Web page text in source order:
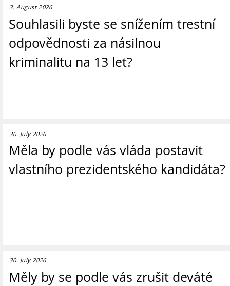
3. August 2026
Souhlasili byste se snížením trestní
odpovědnosti za násilnou
kriminalitu na 13 let?
30. July 2026
Měla by podle vás vláda postavit
vlastního prezidentského kandidáta?
30. July 2026
Měly by se podle vás zrušit deváté